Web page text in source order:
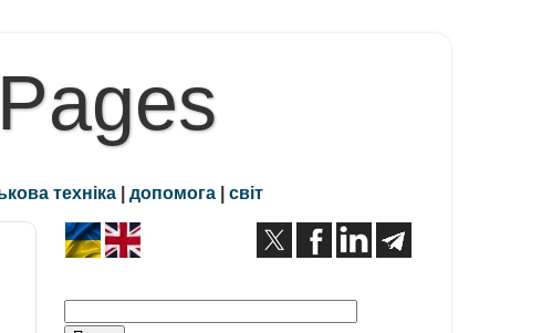
техніка | допомога | світ